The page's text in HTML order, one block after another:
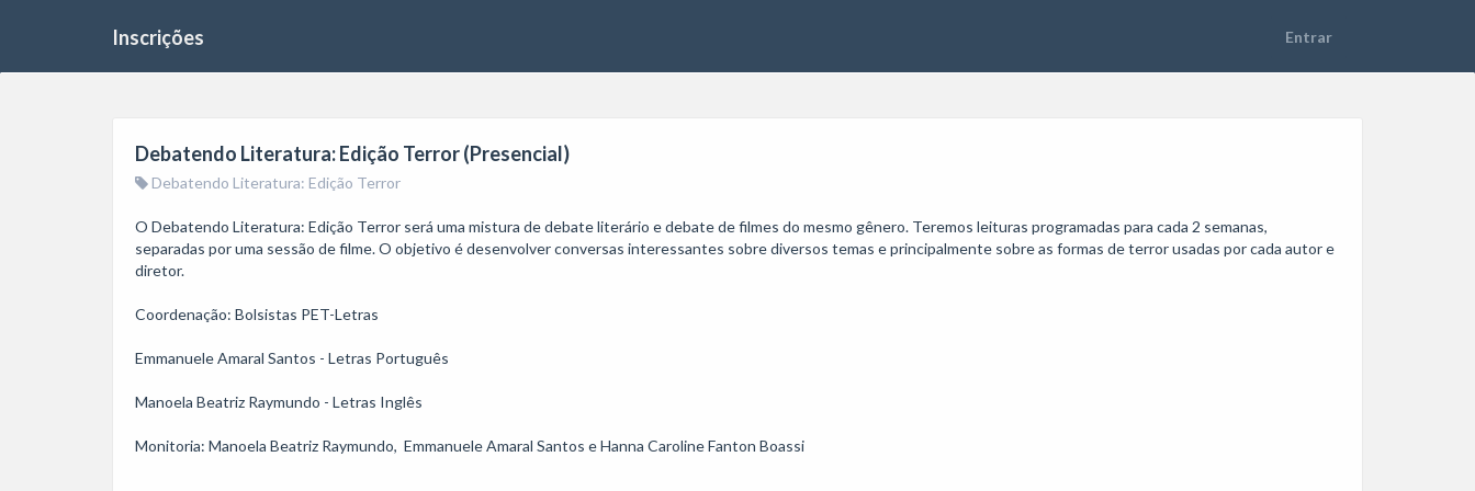
Inscrições
Debatendo Literatura: Edição Terror (Presencial)
Debatendo Literatura: Edição Terror
O Debatendo Literatura: Edição Terror será uma mistura de debate literário e debate de filmes do mesmo gênero. Teremos leituras programadas para cada 2 semanas,
separadas por uma sessão de filme. O objetivo é desenvolver conversas interessantes sobre diversos temas e principalmente sobre as formas de terror usadas por cada autor e
diretor.
Coordenação: Bolsistas PET-Letras
Emmanuele Amaral Santos - Letras Português
Manoela Beatriz Raymundo - Letras Inglês
Monitoria: Manoela Beatriz Raymundo,  Emmanuele Amaral Santos e Hanna Caroline Fanton Boassi